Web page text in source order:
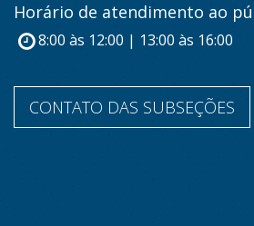
Horário de atendimento ao
8:00 às 12:00 | 13:00 às 16:00
CONTATO DAS SUBSEÇÕES